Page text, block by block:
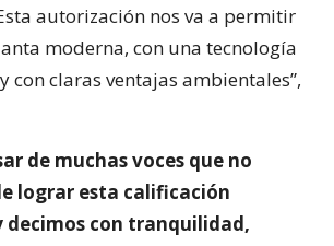
autorización nos va a permitir
moderna, con una tecnología
con claras ventajas ambientales”,
de muchas voces que no
lograr esta calificación
decimos con tranquilidad,